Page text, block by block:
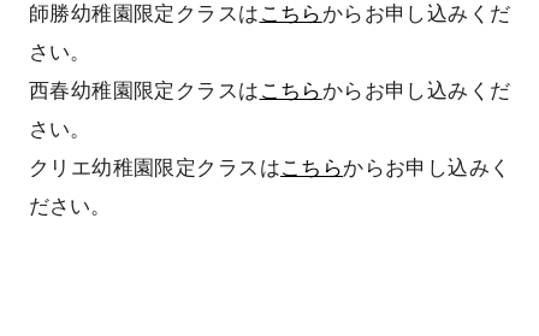
師勝幼稚園限定クラスは こちら からお申し込みくだ
さい。
西春幼稚園限定クラスは こちら からお申し込みくだ
さい。
クリエ幼稚園限定クラスはこちらからお申し込みく
ださい。